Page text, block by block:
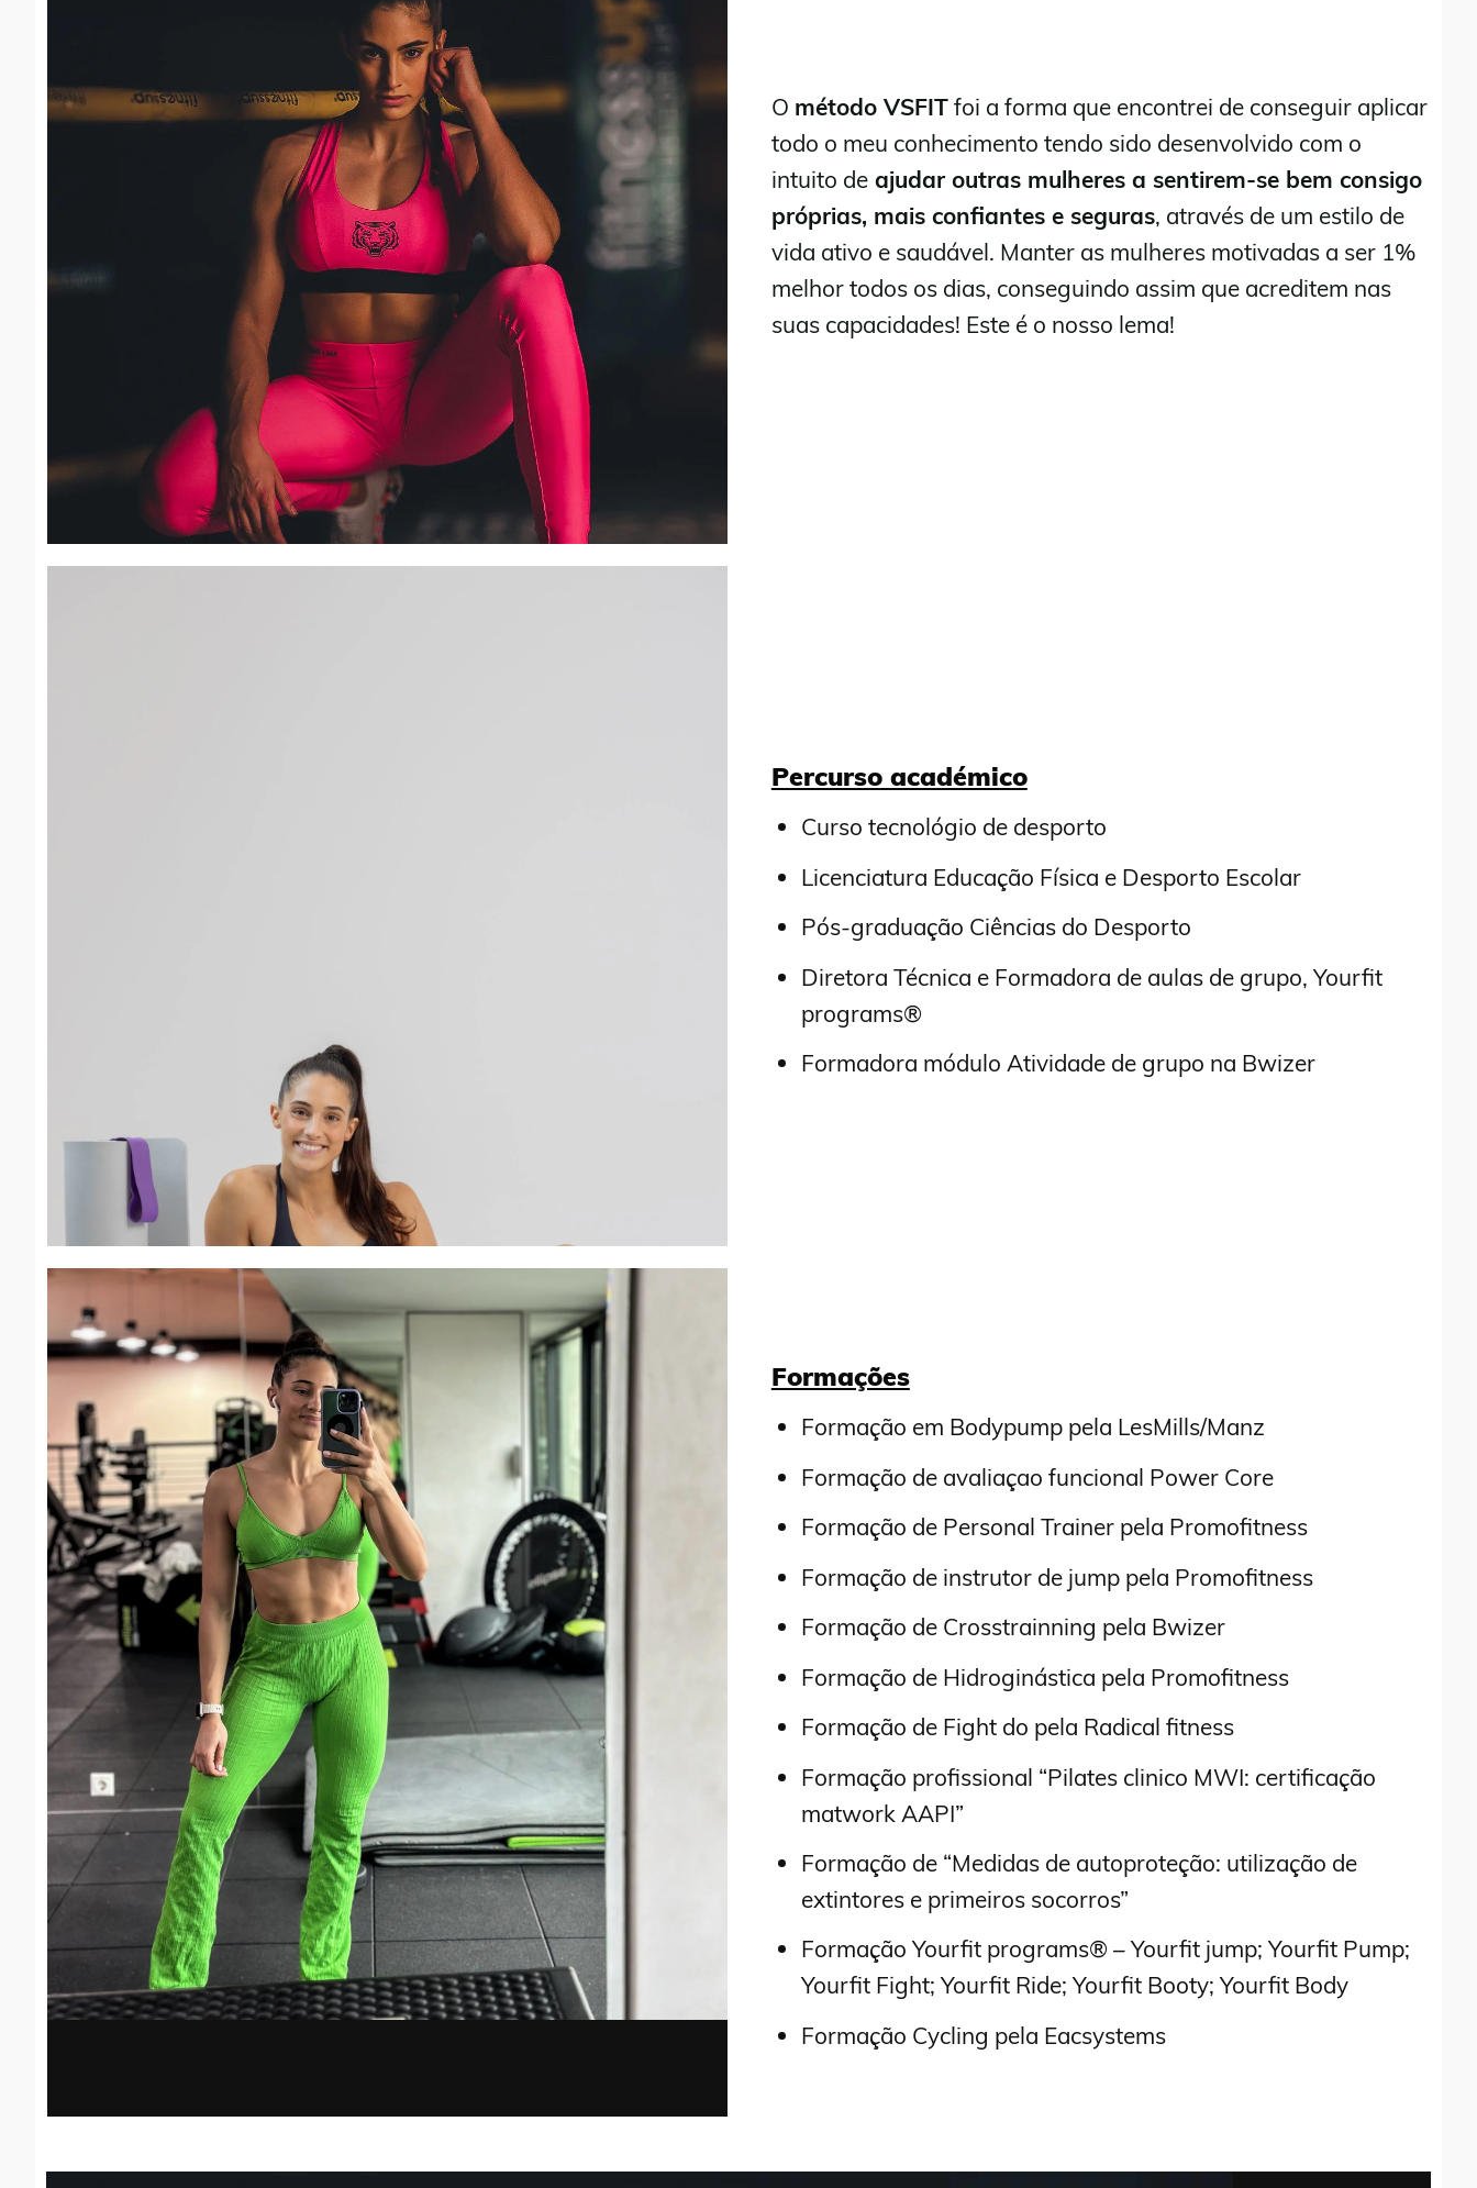
O método VSFITfoi a forma que encontrei de conseguir aplicar
todo o meu conhecimento tendo sido desenvolvido com o
intuito deajudar outras mulheres a sentirem-se bem consigo
próprias, mais confiantes e seguras, através de um estilo de
vida ativo e saudável. Manter as mulheres motivadas a ser 1%
melhor todos os dias, conseguindo assim que acreditem nas
suas capacidades! Este é o nosso lema!
Percurso académico
Curso tecnológio de desporto
Licenciatura Educação Física e Desporto Escolar
Pós-graduação Ciências do Desporto
Diretora Técnica e Formadora de aulas de grupo, Yourfit
programs®
Formadora módulo Atividade de grupo na Bwizer
Formações
Formação em Bodypump pela LesMills/Manz
Formação de avaliaçao funcional Power Core
Formação de Personal Trainer pela Promofitness
Formação de instrutor de jump pela Promofitness
Formação de Crosstrainning pela Bwizer
Formação de Hidroginástica pela Promofitness
Formação de Fight do pela Radical fitness
Formação profissional “Pilates clinico MWI: certificação
matwork AAPI”
Formação de “Medidas de autoproteção: utilização de
extintores e primeiros socorros”
Formação Yourfit programs® – Yourfit jump; Yourfit Pump;
Yourfit Fight; Yourfit Ride; Yourfit Booty; Yourfit Body
Formação Cycling pela Eacsystems